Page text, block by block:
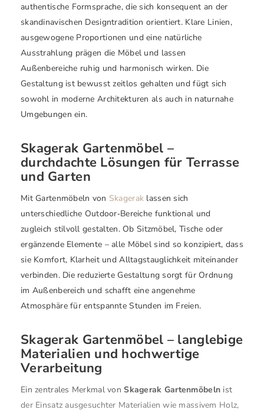
authentische Formsprache, die sich konsequent an der
skandinavischen Designtradition orientiert. Klare Linien,
ausgewogene Proportionen und eine natürliche
Ausstrahlung prägen die Möbel und lassen
Außenbereiche ruhig und harmonisch wirken. Die
Gestaltung ist bewusst zeitlos gehalten und fügt sich
sowohl in moderne Architekturen als auch in naturnahe
Umgebungen ein.
Skagerak Gartenmöbel –
durchdachte Lösungen für Terrasse
und Garten
Mit Gartenmöbeln von Skagerak lassen sich
unterschiedliche Outdoor‑Bereiche funktional und
zugleich stilvoll gestalten. Ob Sitzmöbel, Tische oder
ergänzende Elemente – alle Möbel sind so konzipiert, dass
sie Komfort, Klarheit und Alltagstauglichkeit miteinander
verbinden. Die reduzierte Gestaltung sorgt für Ordnung
im Außenbereich und schafft eine angenehme
Atmosphäre für entspannte Stunden im Freien.
Skagerak Gartenmöbel – langlebige
Materialien und hochwertige
Verarbeitung
Ein zentrales Merkmal vonSkagerak Gartenmöbeln ist
der Einsatz ausgesuchter Materialien wie massivem Holz,